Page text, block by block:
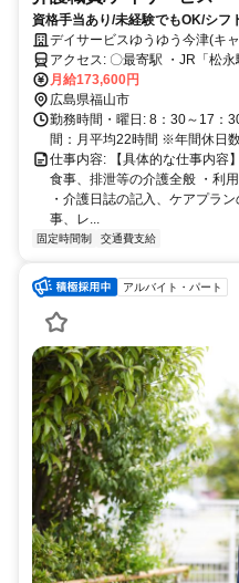
資格手当あり/未経験でもOK/シフ
利厚生充実
デイサービスゆうゆう今津(キ
アクセス: 〇最寄駅 ・JR「松永駅」から徒歩5分でアクセス便利で
す！ ※交通費支給！ ※車通
月給173,600円
広島県福山市
勤務時間・曜日: 8：30～17
間：月平均22時間 ※年間休日
仕事内容: 【具体的な仕事内容
食事、排泄等の介護全般 ・利
・介護日誌の記入、ケアプラ
事、レ...
固定時間制 交通費支給
アルバイト・パート